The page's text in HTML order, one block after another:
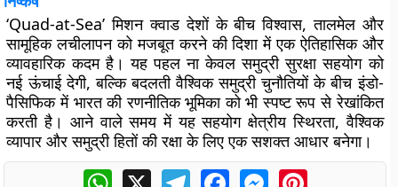
‘Quad-at-Sea’ मिशन क्वाड देशों के बीचविश्वास, तालमेल और
सामूहिक लचीलापनको मजबूत करने की दिशा में एक ऐतिहासिक और
व्यावहारिक कदम है। यह पहल ना केवल समुद्री सुरक्षा सहयोग को
नई ऊंचाई देगी, बल्कि बदलती वैश्विक समुद्री चुनौतियों के बीच इंडो-
पैसिफिक में भारत की रणनीतिक भूमिका को भी स्पष्ट रूप से रेखांकित
करती है। आने वाले समय में यह सहयोग क्षेत्रीय स्थिरता, वैश्विक
व्यापार और समुद्री हितों की रक्षा के लिए एक सशक्त आधार बनेगा।
WhatsApp
X TelegramFacebookMessengerPinterest